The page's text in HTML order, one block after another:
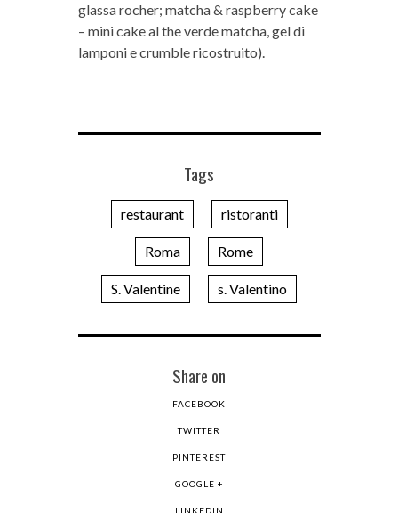
glassa rocher; matcha & raspberry cake
– mini cake al the verde matcha, gel di
lamponi e crumble ricostruito).
Tags
restaurant ristoranti
Roma Rome
S. Valentine s. Valentino
Share on
FACEBOOK
TWITTER
PINTEREST
GOOGLE +
LINKEDIN